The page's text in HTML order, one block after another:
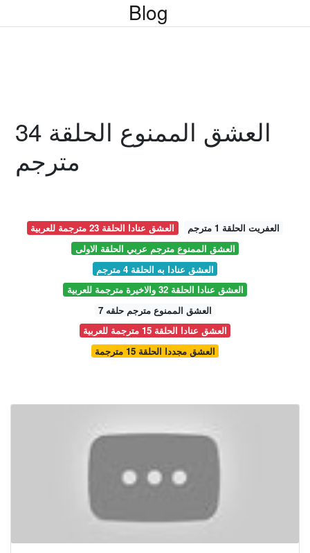
Blog
العشق الممنوع الحلقة 34
مترجم
العشق عنادا الحلقة 23 مترجمة للعربية
العفريت الحلقة 1 مترجم
العشق الممنوع مترجم عربي الحلقة الاولى
العشق عنادا به الحلقة 4 مترجم
العشق عنادا الحلقة 32 والاخيرة مترجمة للعربية
العشق الممنوع مترجم حلقه 7
العشق عنادا الحلقة 15 مترجمة للعربية
العشق مجددا الحلقة 15 مترجمة